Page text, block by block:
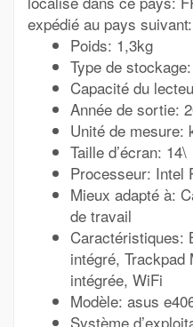
expédié au pays
Poids: 1,3kg
Type de
Capacité du
Année de sortie:
Unité de mesure:
Taille d’écran: 14\
Processeur: Intel
Mieux adapté à:
de travail
Caractéristiques:
intégré, Trackpad
intégrée, WiFi
Modèle: asus
Système